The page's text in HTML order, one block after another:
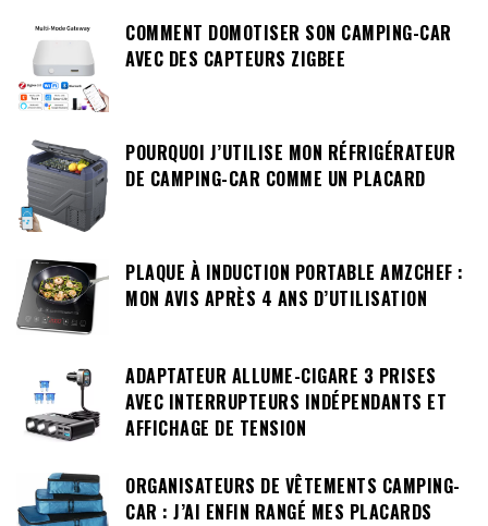
COMMENT DOMOTISER SON CAMPING-CAR
AVEC DES CAPTEURS ZIGBEE
POURQUOI J’UTILISE MON RÉFRIGÉRATEUR
DE CAMPING-CAR COMME UN PLACARD
PLAQUE À INDUCTION PORTABLE AMZCHEF :
MON AVIS APRÈS 4 ANS D’UTILISATION
ADAPTATEUR ALLUME-CIGARE 3 PRISES
AVEC INTERRUPTEURS INDÉPENDANTS ET
AFFICHAGE DE TENSION
ORGANISATEURS DE VÊTEMENTS CAMPING-
CAR : J’AI ENFIN RANGÉ MES PLACARDS